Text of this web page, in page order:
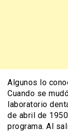
Algunos lo
Cuando se
laboratorio
de abril de
programa. Al